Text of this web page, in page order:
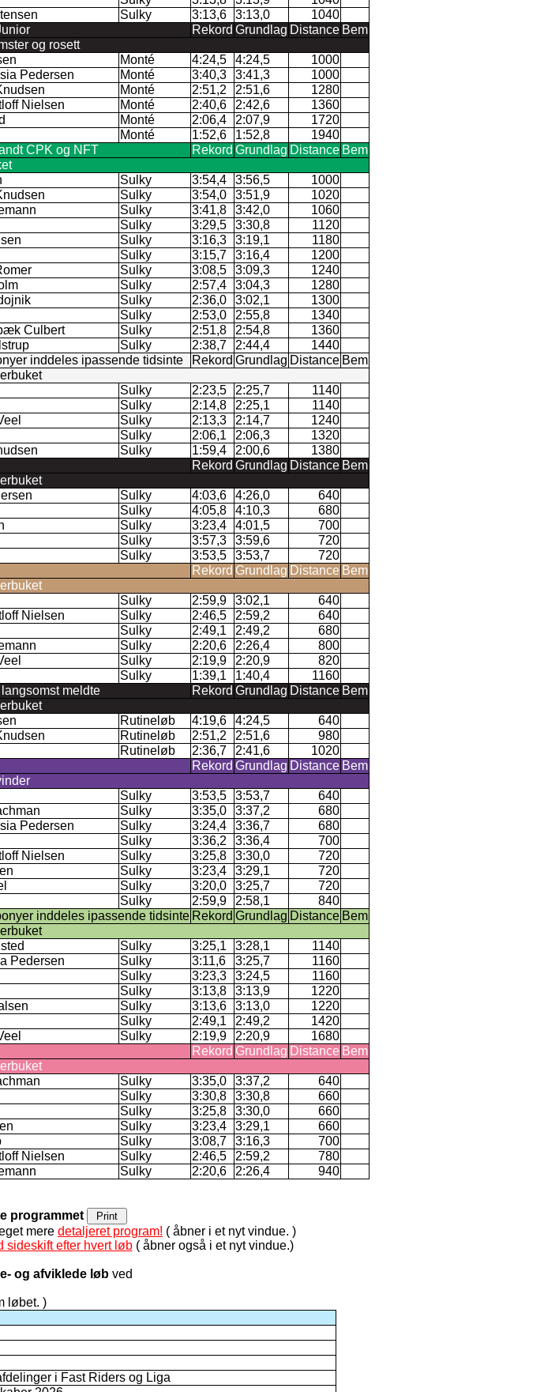
Sulky 3:13,6 3:13,0
1040
Rekord Grundlag Distance Bem
og rosett
Monté 4:24,5 4:24,5
1000
Pedersen Monté 3:40,3 3:41,3
1000
Monté 2:51,2 2:51,6
1280
Nielsen Monté 2:40,6 2:42,6
1360
Monté 2:06,4 2:07,9
1720
Monté 1:52,6 1:52,8
1940
CPK og NFT Rekord Grundlag Distance Bem
Sulky 3:54,4 3:56,5
1000
Sulky 3:54,0 3:51,9
1020
Sulky 3:41,8 3:42,0
1060
Sulky 3:29,5 3:30,8
1120
Sulky 3:16,3 3:19,1
1180
Sulky 3:15,7 3:16,4
1200
Sulky 3:08,5 3:09,3
1240
Sulky 2:57,4 3:04,3
1280
Sulky 2:36,0 3:02,1
1300
Sulky 2:53,0 2:55,8
1340
Culbert Sulky 2:51,8 2:54,8
1360
Sulky 2:38,7 2:44,4
1440
inddeles ipassende tidsinte Rekord Grundlag Distance Bem
Sulky 2:23,5 2:25,7
1140
Sulky 2:14,8 2:25,1
1140
Sulky 2:13,3 2:14,7
1240
Sulky 2:06,1 2:06,3
1320
Sulky 1:59,4 2:00,6
1380
Rekord Grundlag Distance Bem
Sulky 4:03,6 4:26,0
640
Sulky 4:05,8 4:10,3
680
Sulky 3:23,4 4:01,5
700
Sulky 3:57,3 3:59,6
720
Sulky 3:53,5 3:53,7
720
Rekord Grundlag Distance Bem
Sulky 2:59,9 3:02,1
640
Nielsen Sulky 2:46,5 2:59,2
640
Sulky 2:49,1 2:49,2
680
Sulky 2:20,6 2:26,4
800
Sulky 2:19,9 2:20,9
820
Sulky 1:39,1 1:40,4
1160
meldte Rekord Grundlag Distance Bem
Rutineløb 4:19,6 4:24,5
640
Rutineløb 2:51,2 2:51,6
980
Rutineløb 2:36,7 2:41,6
1020
Rekord Grundlag Distance Bem
Sulky 3:53,5 3:53,7
640
Sulky 3:35,0 3:37,2
680
Pedersen Sulky 3:24,4 3:36,7
680
Sulky 3:36,2 3:36,4
700
Nielsen Sulky 3:25,8 3:30,0
720
Sulky 3:23,4 3:29,1
720
Sulky 3:20,0 3:25,7
720
Sulky 2:59,9 2:58,1
840
inddeles ipassende tidsinte Rekord Grundlag Distance Bem
Sulky 3:25,1 3:28,1
1140
Pedersen Sulky 3:11,6 3:25,7
1160
Sulky 3:23,3 3:24,5
1160
Sulky 3:13,8 3:13,9
1220
Sulky 3:13,6 3:13,0
1220
Sulky 2:49,1 2:49,2
1420
Sulky 2:19,9 2:20,9
1680
Rekord Grundlag Distance Bem
Sulky 3:35,0 3:37,2
640
Sulky 3:30,8 3:30,8
660
Sulky 3:25,8 3:30,0
660
Sulky 3:23,4 3:29,1
660
Sulky 3:08,7 3:16,3
700
Nielsen Sulky 2:46,5 2:59,2
780
Sulky 2:20,6 2:26,4 940
programmet
mere detaljeret program! ( åbner i et nyt vindue. )
sideskift efter hvert løb( åbner også i et nyt vindue.)
og afviklede løbved
løbet. )
i Fast Riders og Liga